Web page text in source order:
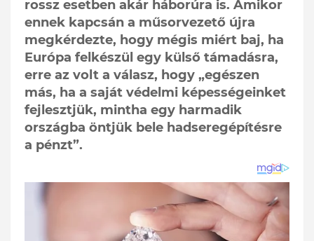
rossz esetben akár háborúra is. Amikor
ennek kapcsán a műsorvezető újra
megkérdezte, hogy mégis miért baj, ha
Európa felkészül egy külső támadásra,
erre az volt a válasz, hogy „egészen
más, ha a saját védelmi képességeinket
fejlesztjük, mintha egy harmadik
országba öntjük bele hadseregépítésre
a pénzt”.